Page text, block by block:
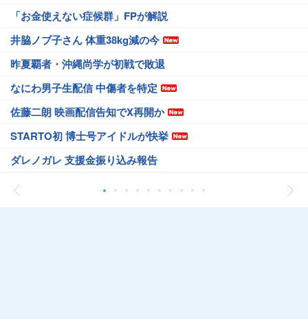
「お金使えない症候群」FPが解説
井脇ノブ子さん 体重38kg減の今
昨夏覇者・沖縄尚学が初戦で敗退
なにわ男子生配信 中傷者を特定
佐藤二朗 映画配信告知でX再開か
STARTO初 博士号アイドルが快挙
ダレノガレ 支援金振り込み報告